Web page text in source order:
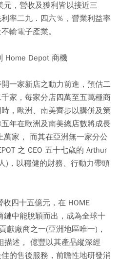
，營收及獲利皆以接近三
率二九．四六％，營業利益率
輸電子產業。
Home Depot 商機
一家新店之動力前進，預估二
家，每家分店四萬至五萬種商
，歐洲、南美齊步以購併及策
年在歐洲及南美總店數將成長
家， 而其在亞洲無一家分公
之 CEO 五十七歲的 Arthur
)，以穩健的財務、行動力帶頭
收四十五億元，在 HOME
鏈中能脫穎而出，成為全球十
獻廠商之一(亞洲地區唯一)，
描述， 億豐以其產品縱深經
的售後服務，前瞻性地研發消